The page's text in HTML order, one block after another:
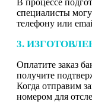
специалисты
телефону или
3.
Оплатите заказ
получите
Когда отправим
номером для